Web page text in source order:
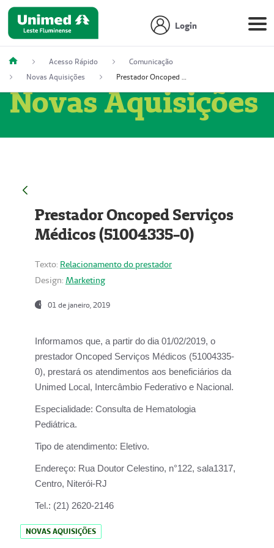
Login
Acesso Rápido
Comunicação
Novas Aquisições
Prestador Oncoped Serviços Médicos (51004335-0)
Novas Aquisições
Prestador Oncoped Serviços
Médicos (51004335-0)
Texto: Relacionamento do prestador
Design: Marketing
01 de janeiro, 2019
Informamos que, a partir do dia 01/02/2019, o
prestador Oncoped Serviços Médicos (51004335-
0), prestará os atendimentos aos beneficiários da
Unimed Local, Intercâmbio Federativo e Nacional.
Especialidade: Consulta de Hematologia
Pediátrica.
Tipo de atendimento: Eletivo.
Endereço: Rua Doutor Celestino, n°122, sala1317,
Centro, Niterói-RJ
Tel.: (21) 2620-2146
NOVAS AQUISIÇÕES